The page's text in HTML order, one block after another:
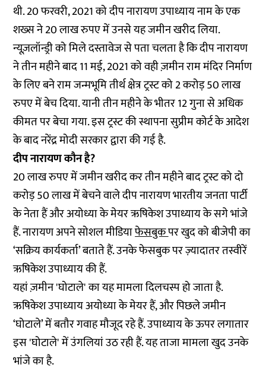
थी. 20 फरवरी, 2021 को दीप नारायण उपाध्याय नाम के एक
शख्स ने 20 लाख रुपए में उनसे यह जमीन खरीद लिया.
न्यूज़लॉन्ड्री को मिले दस्तावेज से पता चलता है कि दीप नारायण
ने तीन महीने बाद 11 मई, 2021 को वही ज़मीन राम मंदिर निर्माण
के लिए बने राम जन्मभूमि तीर्थ क्षेत्र ट्रस्ट को 2 करोड़ 50 लाख
रुपए में बेच दिया. यानी तीन महीने के भीतर 12 गुना से अधिक
कीमत पर बेचा गया. इस ट्रस्ट की स्थापना सुप्रीम कोर्ट के आदेश
के बाद नरेंद्र मोदी सरकार द्वारा की गई है.
दीप नारायण कौन है?
20 लाख रुपए में जमीन खरीद कर तीन महीने बाद ट्रस्ट को दो
करोड़ 50 लाख में बेचने वाले दीप नारायण भारतीय जनता पार्टी
के नेता हैं और अयोध्या के मेयर ऋषिकेश उपाध्याय के सगे भांजे
हैं. नारायण अपने सोशल मीडियाफेसबुकपर खुद को बीजेपी का
‘सक्रिय कार्यकर्ता’ बताते हैं. उनके फेसबुक पर ज़्यादातर तस्वीरें
ऋषिकेश उपाध्याय की हैं.
यहां ज़मीन 'घोटाले' का यह मामला दिलचस्प हो जाता है.
ऋषिकेश उपाध्याय अयोध्या के मेयर हैं, और पिछले जमीन
‘घोटाले’ में बतौर गवाह मौजूद रहे हैं. उपाध्याय के ऊपर लगातार
इस 'घोटाले' में उंगलियां उठ रही हैं. यह ताजा मामला खुद उनके
भांजे का है.